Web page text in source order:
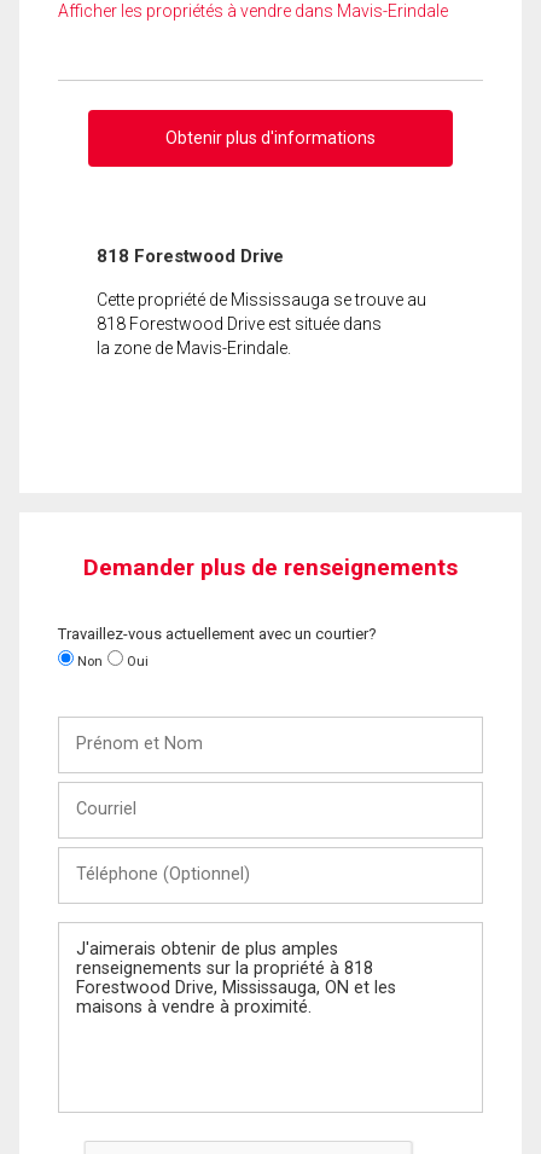
Afficher les propriétés à vendre dans Mavis-Erindale
Obtenir plus d'informations
818 Forestwood Drive
Cette propriété de Mississauga se trouve au
818 Forestwood Drive est située dans
la zone de Mavis-Erindale.
Demander plus de renseignements
Travaillez-vous actuellement avec un courtier?
Non Oui
Nom
(Optionnel)
Message